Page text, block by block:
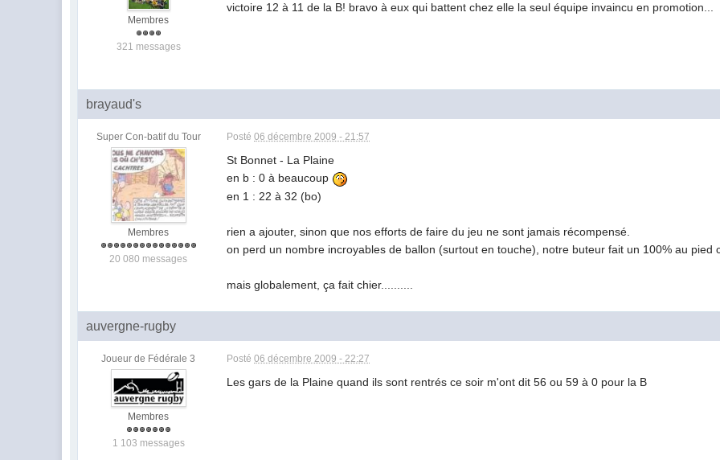
Membres
321 messages
victoire 12 à 11 de la B! bravo à eux qui battent chez elle la seul équipe invaincu en promotion...
brayaud's
Super Con-batif du Tour
Membres
20 080 messages
Posté06 décembre 2009 - 21:57
St Bonnet - La Plaine
en b : 0 à beaucoup
en 1 : 22 à 32 (bo)
rien a ajouter, sinon que nos efforts de faire du jeu ne sont jamais récompensé.
on perd un nombre incroyables de ballon (surtout en touche), notre buteur fait un 100% au
mais globalement, ça fait chier..........
auvergne-rugby
Joueur de Fédérale 3
Membres
1 103 messages
Posté06 décembre 2009 - 22:27
Les gars de la Plaine quand ils sont rentrés ce soir m'ont dit 56 ou 59 à 0 pour la B